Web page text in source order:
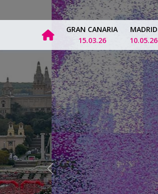
GRAN CANARIA
15.03.26
MADRID
10.05.26
Previous